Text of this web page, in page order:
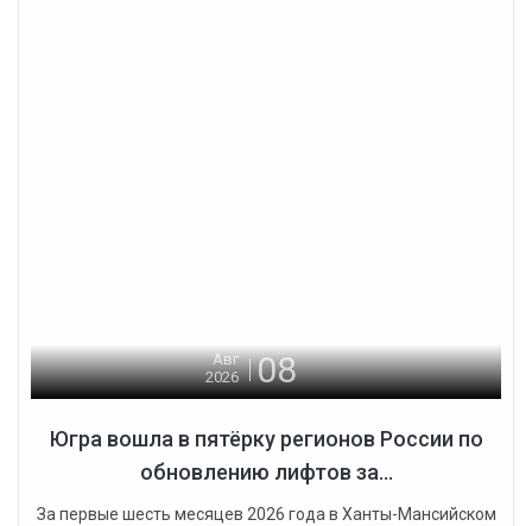
Авг
2026
08
Югра вошла в пятёрку регионов России по
обновлению лифтов за...
За первые шесть месяцев 2026 года в Ханты-Мансийском